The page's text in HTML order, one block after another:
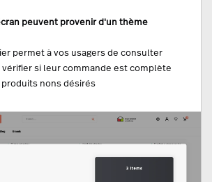
peuvent provenir d'un thème
permet à vos usagers de consulter
vérifier si leur commande est complète
nons désirés